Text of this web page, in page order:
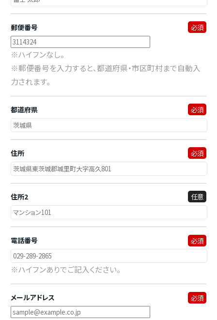
郵便番号 必須
※ハイフンなし。
※郵便番号を入力すると、都道府県・市区町村まで自動入
力されます。
都道府県 必須
住所 必須
住所2 任意
電話番号 必須
※ハイフンありでご記入ください。
メールアドレス 必須